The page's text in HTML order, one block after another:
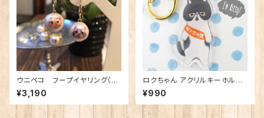
ウニペコ フープイヤリング（ゴ
ールド／シルバー）
¥3,190
ロクちゃん アクリルキーホルダ
ー
¥990